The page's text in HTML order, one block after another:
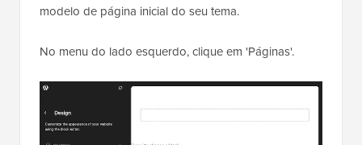
modelo de página inicial do seu tema.
No menu do lado esquerdo, clique em 'Páginas'.